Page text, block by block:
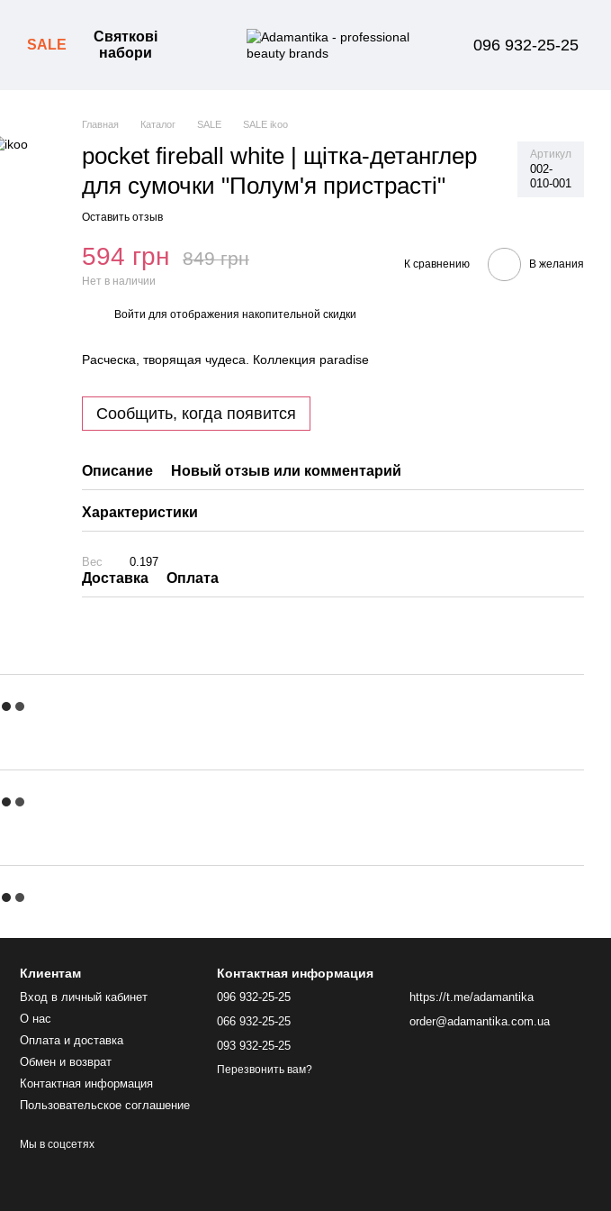
SALE
Святкові
набори
096 932-25-25
Главная Каталог SALE SALE ikoo
pocket fireball white | щітка-детанглер
для сумочки "Полум'я пристрасті"
Артикул
002-
010-001
Оставить отзыв
594 грн 849 грн
Нет в наличии
К сравнению В желания
Войти для отображения накопительной скидки
Расческа, творящая чудеса. Коллекция paradise
Сообщить, когда появится
Описание Новый отзыв или комментарий
Характеристики
Вес 0.197
Доставка Оплата
Клиентам
Вход в личный кабинет
О нас
Оплата и доставка
Обмен и возврат
Контактная информация
Пользовательское соглашение
Мы в соцсетях
Контактная информация
096 932-25-25
066 932-25-25
093 932-25-25
Перезвонить вам?
https://t.me/adamantika
order@adamantika.com.ua